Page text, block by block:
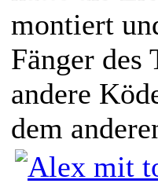
montiert
Fänger
andere
dem